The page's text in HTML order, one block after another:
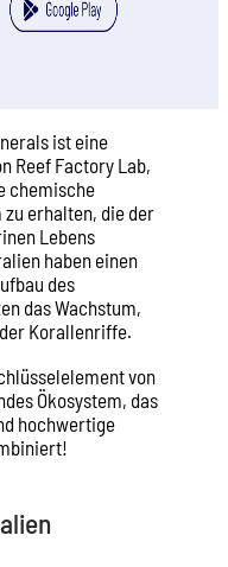
ist eine
Reef Factory Lab,
chemische
erhalten, die der
Lebens
haben einen
des
das Wachstum,
Korallenriffe.
von
Ökosystem, das
hochwertige